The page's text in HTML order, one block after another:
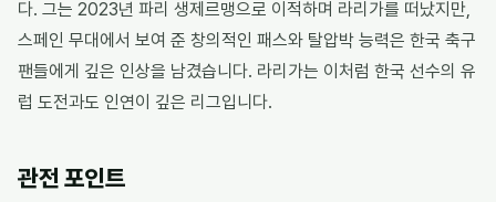
다. 그는 2023년 파리 생제르맹으로 이적하며 라리가를 떠났지만,
스페인 무대에서 보여 준 창의적인 패스와 탈압박 능력은 한국 축구
팬들에게 깊은 인상을 남겼습니다. 라리가는 이처럼 한국 선수의 유
럽 도전과도 인연이 깊은 리그입니다.
관전 포인트